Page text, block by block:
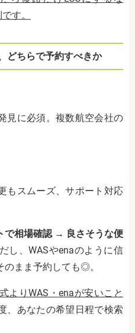
す。
どちらで予約すべきか
見に必須。複数航空会社の
もスムーズ、サポート対応
で相場確認 → 良さそうな便
し、WASやenaのように信
のまま予約しても◎。
よりWAS・enaが安いこと
、あなたの希望日程で検索